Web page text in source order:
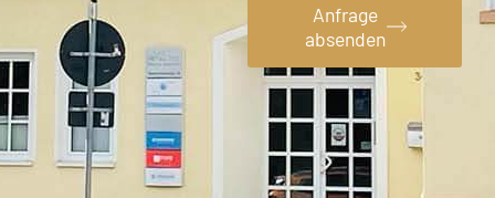
Anfrage
absenden
Alternative: